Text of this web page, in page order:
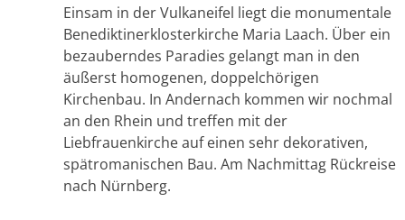
Einsam in der Vulkaneifel liegt die monumentale
Benediktinerklosterkirche Maria Laach. Über ein
bezauberndes Paradies gelangt man in den
äußerst homogenen, doppelchörigen
Kirchenbau. In Andernach kommen wir nochmal
an den Rhein und treffen mit der
Liebfrauenkirche auf einen sehr dekorativen,
spätromanischen Bau. Am Nachmittag Rückreise
nach Nürnberg.